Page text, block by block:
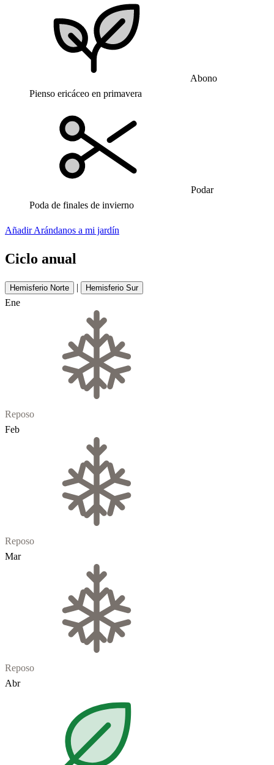
Abono
Pienso ericáceo en primavera
Podar
Poda de finales de invierno
Añadir Arándanos a mi jardín
Ciclo anual
Hemisferio Norte | Hemisferio Sur
Ene
Reposo
Feb
Reposo
Mar
Reposo
Abr